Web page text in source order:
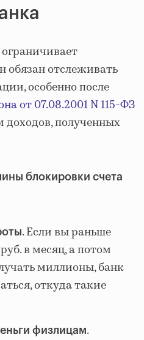
обязан отслеживать
особенно после
от 07.08.2001 N 115-ФЗ
доходов, полученных
блокировки счета
. Если вы раньше
в месяц, а потом
миллионы, банк
откуда такие
физлицам.